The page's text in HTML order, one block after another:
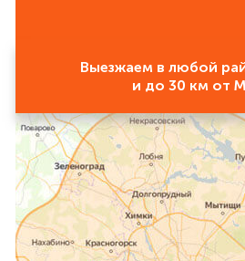
Выезжаем в любой
и до 30 км от